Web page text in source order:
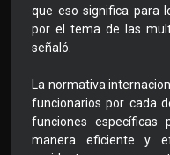
que eso significa para
por el tema de las
señaló.
La normativa
funcionarios por cada
funciones
manera eficiente y